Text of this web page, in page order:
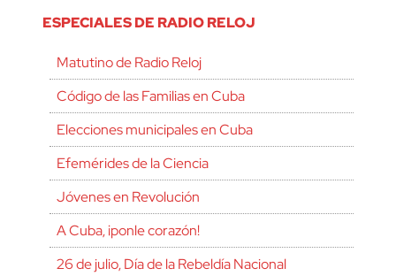
ESPECIALES DE RADIO RELOJ
Matutino de Radio Reloj
Código de las Familias en Cuba
Elecciones municipales en Cuba
Efemérides de la Ciencia
Jóvenes en Revolución
A Cuba, ¡ponle corazón!
26 de julio, Día de la Rebeldía Nacional